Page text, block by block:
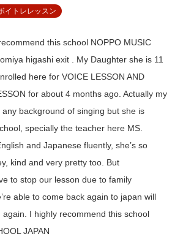
イトレレッスン
this school NOPPO MUSIC
higashi exit . My Daughter she is 11
here for VOICE LESSON AND
for about 4 months ago. Actually my
any background of singing but she is
specially the teacher here MS.
and Japanese fluently, she’s so
kind and very pretty too. But
to stop our lesson due to family
able to come back again to japan will
I highly recommend this school
JAPAN